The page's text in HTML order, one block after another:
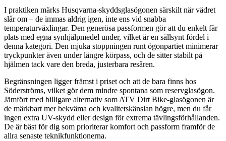
I praktiken märks Husqvarna-skyddsglasögonen särskilt när vädret
slår om – de immas aldrig igen, inte ens vid snabba
temperaturväxlingar. Den generösa passformen gör att du enkelt får
plats med egna synhjälpmedel under, vilket är en sällsynt fördel i
denna kategori. Den mjuka stoppningen runt ögonpartiet minimerar
tryckpunkter även under längre körpass, och de sitter stabilt på
hjälmen tack vare den breda, justerbara resåren.
Begränsningen ligger främst i priset och att de bara finns hos
Söderströms, vilket gör dem mindre spontana som reservglasögon.
Jämfört med billigare alternativ som ATV Dirt Bike-glasögonen är
de märkbart mer bekväma och kvalitetskänslan högre, men du får
ingen extra UV-skydd eller design för extrema tävlingsförhållanden.
De är bäst för dig som prioriterar komfort och passform framför de
allra senaste teknikfunktionerna.